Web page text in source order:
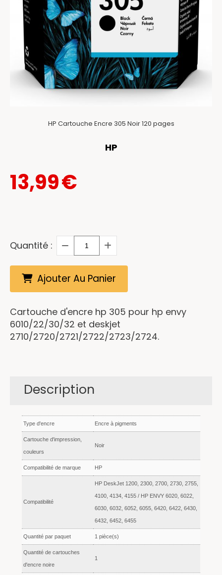
HP Cartouche Encre 305 Noir 120 pages
HP
13,99€
Quantité :
Ajouter Au Panier
Cartouche d'encre hp 305 pour hp envy
6010/22/30/32 et deskjet
2710/2720/2721/2722/2723/2724.
Description
Type d'encre Encre à pigments
Cartouche d'impression,
couleurs
Noir
Compatibilité de marque HP
Compatibilité
HP DeskJet 1200, 2300, 2700, 2730, 2755,
4100, 4134, 4155 / HP ENVY 6020, 6022,
6030, 6032, 6052, 6055, 6420, 6422, 6430,
6432, 6452, 6455
Quantité par paquet 1 pièce(s)
Quantité de cartouches
d'encre noire
1